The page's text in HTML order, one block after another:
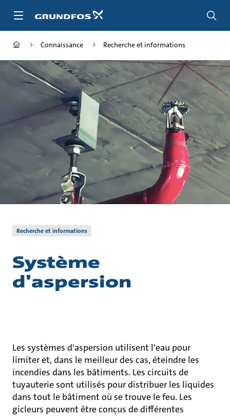
Connaissance Recherche et informations
Recherche et informations
Système
d'aspersion
Les systèmes d'aspersion utilisent l'eau pour
limiter et, dans le meilleur des cas, éteindre les
incendies dans les bâtiments. Les circuits de
tuyauterie sont utilisés pour distribuer les liquides
dans tout le bâtiment où se trouve le feu. Les
gicleurs peuvent être conçus de différentes